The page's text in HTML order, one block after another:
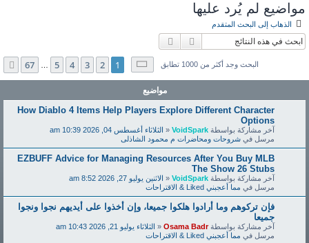
مواضيع لم يُرد عليها
الذهاب إلى البحث المتقدم
بحث
البحث وجد أكثر من 1000 تطابق صفحة1من67
1
2
3
4
5
67 التالي
مواضيع
How Diablo 4 Items Help Players Explore Different Character
Options
آخر مشاركة بواسطةVoidSpark
«الثلاثاء أغسطس 04, 2026 10:39 am
مرسل فيشروحات ومحاضرات م محمود الشاذلى
EZBUFF Advice for Managing Resources After You Buy MLB
The Show 26 Stubs
آخر مشاركة بواسطةVoidSpark
«الاثنين يوليو 27, 2026 8:52 am
مرسل فيمما أعجبني Liked & الاقتراحات
فإن تركوهم وما أرادوا هلكوا جميعا، وإن أخذوا على أيديهم نجوا ونجوا
جميعا
آخر مشاركة بواسطةOsama Badr
«الثلاثاء يوليو 21, 2026 10:43 am
مرسل فيمما أعجبني Liked & الاقتراحات